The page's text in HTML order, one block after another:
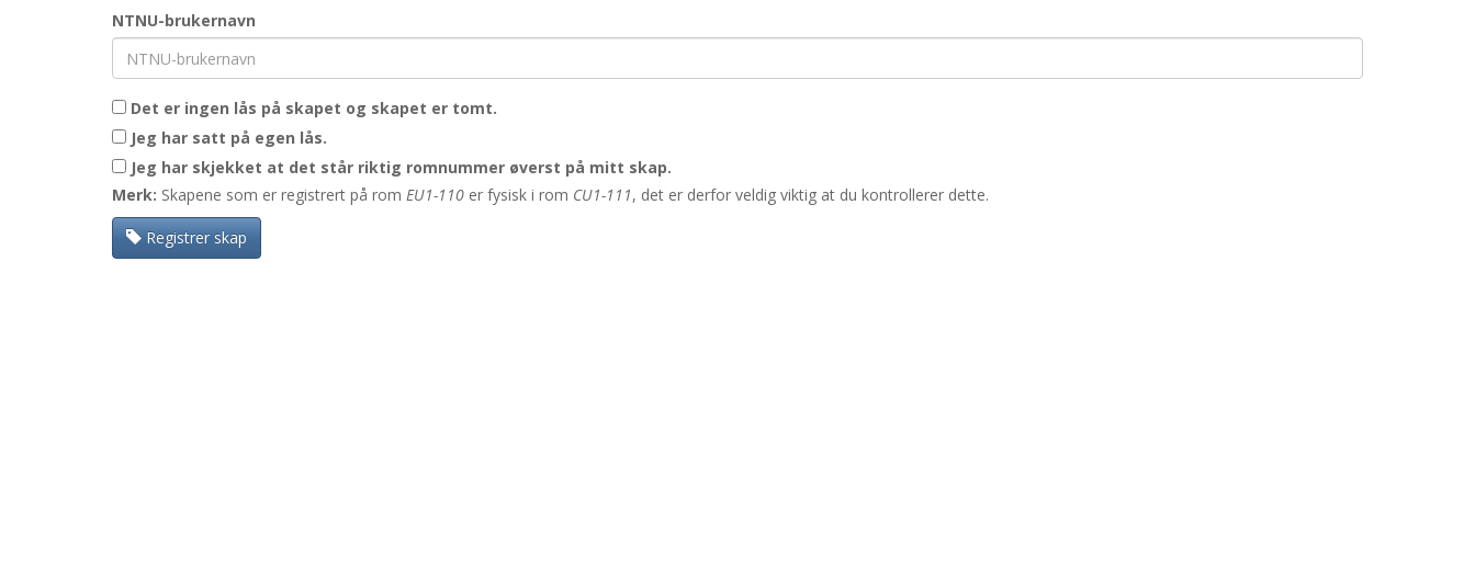
NTNU-brukernavn
Det er ingen lås på skapet og skapet er tomt.
Jeg har satt på egen lås.
Jeg har skjekket at det står riktig romnummer øverst på mitt skap.
Merk: Skapene som er registrert på rom EU1-110 er fysisk i rom CU1-111, det er derfor veldig viktig at du kontrollerer dette.
Registrer skap